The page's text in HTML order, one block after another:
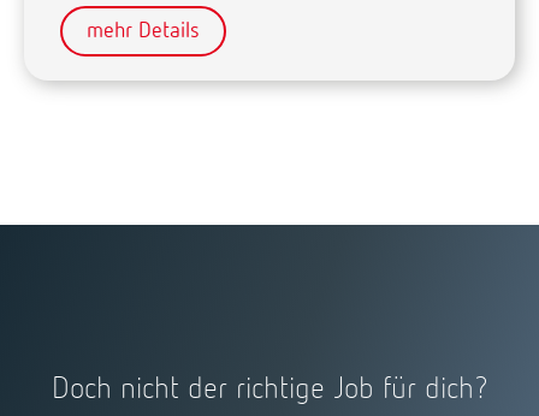
mehr Details
Doch nicht der richtige Job für dich?